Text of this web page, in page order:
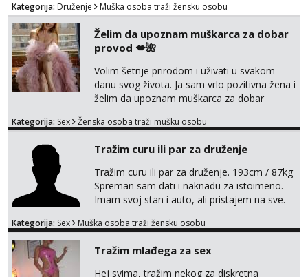
Kategorija: Druženje Muška osoba traži žensku osobu
Želim da upoznam muškarca za dobar
provod 💋🌺
Volim šetnje prirodom i uživati u svakom
danu svog života. Ja sam vrlo pozitivna žena i
želim da upoznam muškarca za dobar
na link ispod i nadji me tamo, cekam te!
Kategorija: Sex Ženska osoba traži mušku osobu
Tražim curu ili par za druženje
Tražim curu ili par za druženje. 193cm / 87kg
Spreman sam dati i naknadu za istoimeno.
Imam svoj stan i auto, ali pristajem na sve.
brojeve. Molim Vas bez ponuda istog spola.
Kategorija: Sex Muška osoba traži žensku osobu
Tražim mlađega za sex
Hej svima, tražim nekog za diskretna